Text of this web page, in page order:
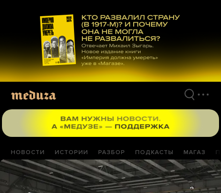
материалам
НОВОСТИ ИСТОРИИ РАЗБОР ПОДКАСТЫ МАГАЗ